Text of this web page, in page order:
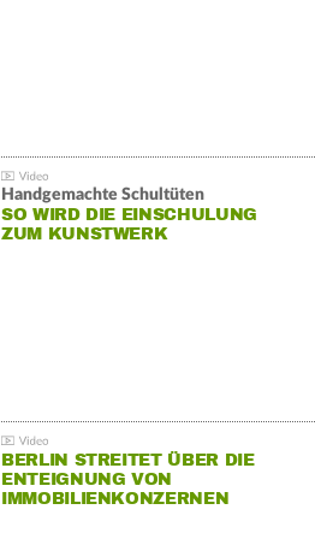
Handgemachte Schultüten
SO WIRD DIE EINSCHULUNG
ZUM KUNSTWERK
BERLIN STREITET ÜBER DIE
ENTEIGNUNG VON
IMMOBILIENKONZERNEN